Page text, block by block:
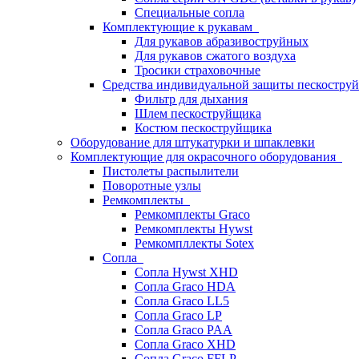
Специальные сопла
Комплектующие к рукавам
Для рукавов абразивоструйных
Для рукавов сжатого воздуха
Тросики страховочные
Средства индивидуальной защиты
Фильтр для дыхания
Шлем пескоструйщика
Костюм пескоструйщика
Оборудование для штукатурки и шпаклевки
Комплектующие для окрасочного оборудования
Пистолеты распылители
Поворотные узлы
Ремкомплекты
Ремкомплекты Graco
Ремкомплекты Hywst
Ремкомпллекты Sotex
Сопла
Сопла Hywst XHD
Сопла Graco HDA
Сопла Graco LL5
Сопла Graco LP
Сопла Graco PAA
Сопла Graco XHD